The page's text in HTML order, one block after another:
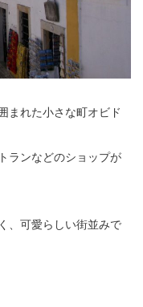
まれた小さな町オビド
ランなどのショップが
、可愛らしい街並みで